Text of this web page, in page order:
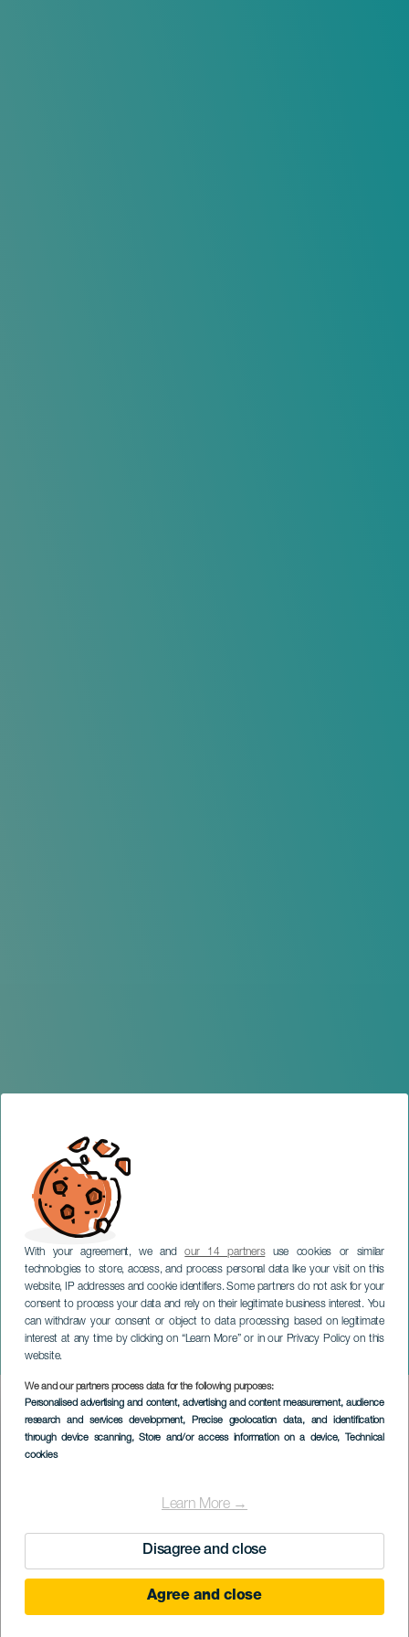
With your agreement, we andour 14 partnersuse cookies or similar
technologies to store, access, and process personal data like your visit on this
website, IP addresses and cookie identifiers. Some partners do not ask for your
consent to process your data and rely on their legitimate business interest. You
can withdraw your consent or object to data processing based on legitimate
interest at any time by clicking on “Learn More” or in our Privacy Policy on this
website.
We and our partners process data for the following purposes:
Personalised advertising and content, advertising and content measurement, audience
research and services development, Precise geolocation data, and identification
through device scanning, Store and/or access information on a device, Technical
cookies
Learn More →
Disagree and close
Agree and close
Silvia Tro Santafé em
concerto
TENERIFE
Imagen
Listado